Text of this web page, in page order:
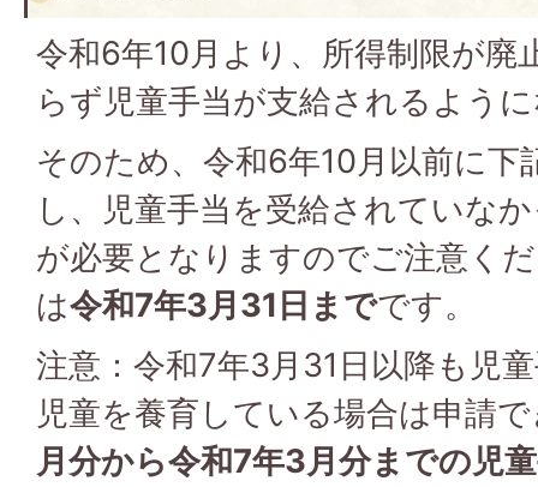
令和6年10月より、所得制限が廃
らず児童手当が支給されるよう
そのため、令和6年10月以前に下
し、児童手当を受給されていな
が必要となりますのでご注意く
は令和7年3月31日までです。
注意：令和7年3月31日以降も児
児童を養育している場合は申請
月分から令和7年3月分までの児